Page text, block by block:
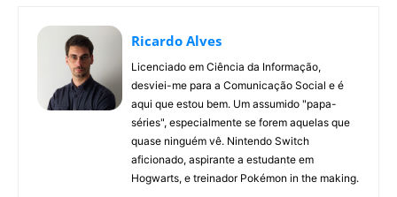
Ricardo Alves
Licenciado em Ciência da Informação,
desviei-me para a Comunicação Social e é
aqui que estou bem. Um assumido "papa-
séries", especialmente se forem aquelas que
quase ninguém vê. Nintendo Switch
aficionado, aspirante a estudante em
Hogwarts, e treinador Pokémon in the making.